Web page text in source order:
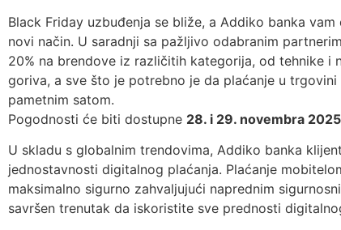
Black Friday uzbuđenja se bliže, a Addiko banka
novi način. U saradnji sa pažljivo odabranim
20% na brendove iz različitih kategorija, od tehnike i
goriva, a sve što je potrebno je da plaćanje u
pametnim satom.
Pogodnosti će biti dostupne 28. i 29. novembra
U skladu s globalnim trendovima, Addiko banka
jednostavnosti digitalnog plaćanja. Plaćanje
maksimalno sigurno zahvaljujući naprednim
savršen trenutak da iskoristite sve prednosti